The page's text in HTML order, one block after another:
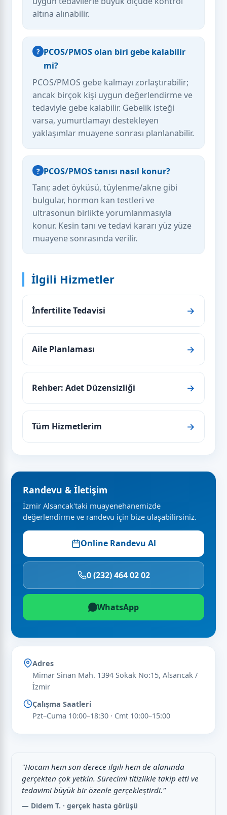
altına alınabilir.
PCOS/PMOS olan biri gebe kalabilir
mi?
PCOS/PMOS gebe kalmayı zorlaştırabilir;
ancak birçok kişi uygun değerlendirme ve
tedaviyle gebe kalabilir. Gebelik isteği
varsa, yumurtlamayı destekleyen
yaklaşımlar muayene sonrası planlanabilir.
PCOS/PMOS tanısı nasıl konur?
Tanı; adet öyküsü, tüylenme/akne gibi
bulgular, hormon kan testleri ve
ultrasonun birlikte yorumlanmasıyla
konur. Kesin tanı ve tedavi kararı yüz yüze
muayene sonrasında verilir.
İlgili Hizmetler
İnfertilite Tedavisi
Aile Planlaması
Rehber: Adet Düzensizliği
Tüm Hizmetlerim
Randevu & İletişim
İzmir Alsancak'taki muayenehanemizde
değerlendirme ve randevu için bize ulaşabilirsiniz.
Online Randevu Al
0 (232) 464 02 02
WhatsApp
Adres
Mimar Sinan Mah. 1394 Sokak No:15, Alsancak /
İzmir
Çalışma Saatleri
Pzt–Cuma 10:00–18:30 · Cmt 10:00–15:00
"Hocam hem son derece ilgili hem de alanında
gerçekten çok yetkin. Sürecimi titizlikle takip etti ve
tedavimi büyük bir özenle gerçekleştirdi."
— Didem T. · gerçek hasta görüşü